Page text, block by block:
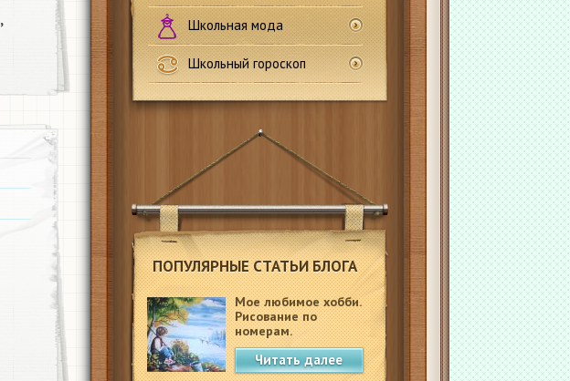
Школьная мода
Школьный гороскоп
ПОПУЛЯРНЫЕ СТАТЬИ БЛОГА
Мое любимое хобби.
Рисование по
номерам.
Читать далее
,